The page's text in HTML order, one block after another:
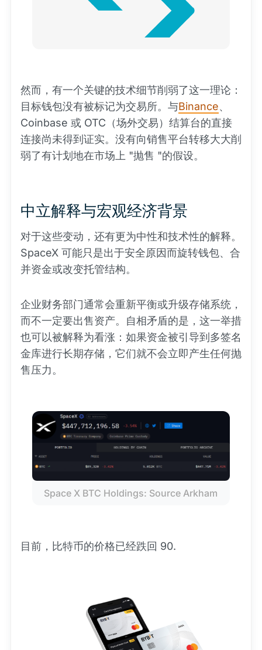
然而，有一个关键的技术细节削弱了这一理论：
目标钱包没有被标记为交易所。与Binance、
Coinbase 或 OTC（场外交易）结算台的直接
连接尚未得到证实。没有向销售平台转移大大削
弱了有计划地在市场上 "抛售 "的假设。
中立解释与宏观经济背景
对于这些变动，还有更为中性和技术性的解释。
SpaceX 可能只是出于安全原因而旋转钱包、合
并资金或改变托管结构。
企业财务部门通常会重新平衡或升级存储系统，
而不一定要出售资产。自相矛盾的是，这一举措
也可以被解释为看涨：如果资金被引导到多签名
金库进行长期存储，它们就不会立即产生任何抛
售压力。
Space X BTC Holdings: Source Arkham
目前，比特币的价格已经跌回 90.